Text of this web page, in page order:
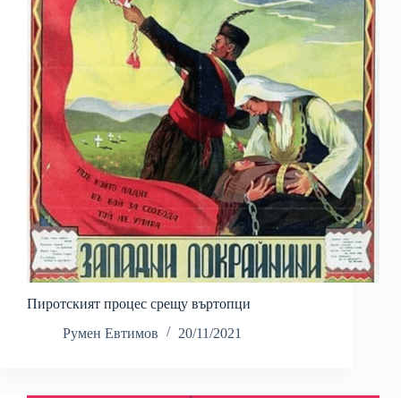
Пиротският процес срещу въртопци
Румен Евтимов
20/11/2021